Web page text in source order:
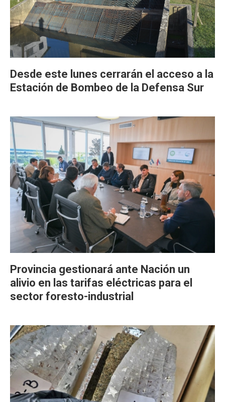
Desde este lunes cerrarán el acceso a la
Estación de Bombeo de la Defensa Sur
Provincia gestionará ante Nación un
alivio en las tarifas eléctricas para el
sector foresto-industrial